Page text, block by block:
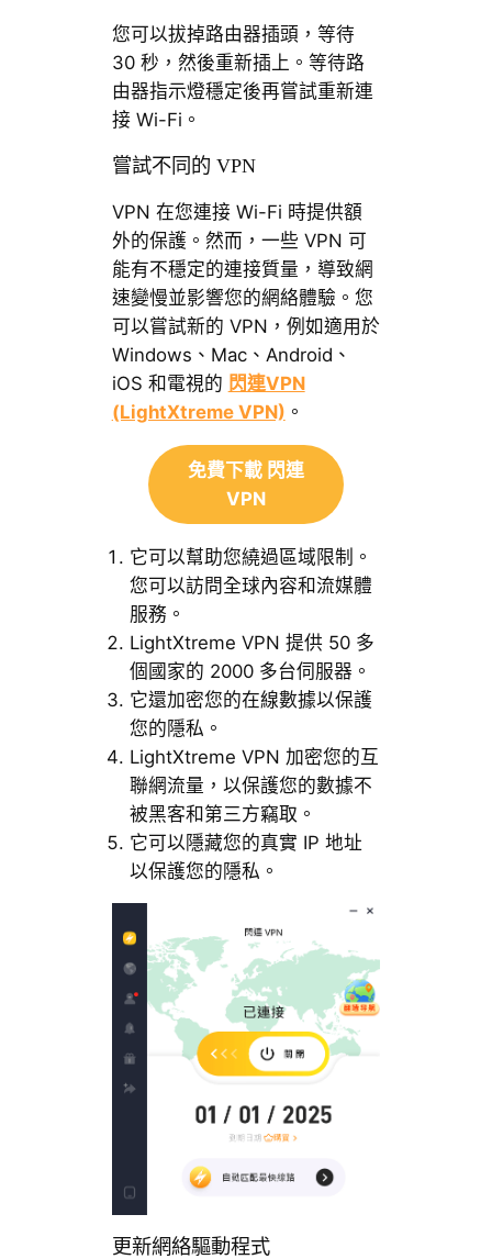
您可以拔掉路由器插頭，等待
30 秒，然後重新插上。等待路
由器指示燈穩定後再嘗試重新連
接 Wi-Fi。
嘗試不同的 VPN
VPN 在您連接 Wi-Fi 時提供額
外的保護。然而，一些 VPN 可
能有不穩定的連接質量，導致網
速變慢並影響您的網絡體驗。您
可以嘗試新的 VPN，例如適用於
Windows、Mac、Android、
iOS 和電視的 閃連VPN
(LightXtreme VPN) 。
免費下載 閃連
VPN
它可以幫助您繞過區域限制。
您可以訪問全球內容和流媒體
服務。
LightXtreme VPN 提供 50 多
個國家的 2000 多台伺服器。
它還加密您的在線數據以保護
您的隱私。
LightXtreme VPN 加密您的互
聯網流量，以保護您的數據不
被黑客和第三方竊取。
它可以隱藏您的真實 IP 地址
以保護您的隱私。
更新網絡驅動程式